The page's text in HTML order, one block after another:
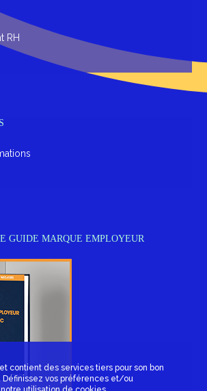
RH
GUIDE MARQUE EMPLOYEUR
contient des services tiers pour son bon
Définissez vos préférences et/ou